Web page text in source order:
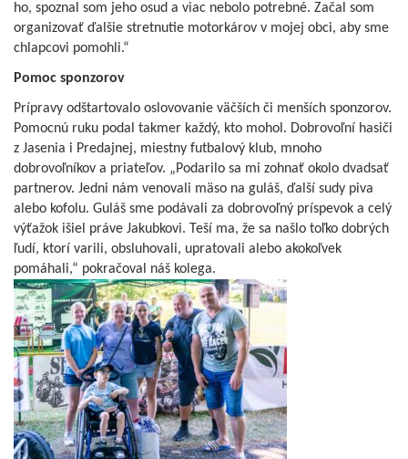
ho, spoznal som jeho osud a viac nebolo potrebné. Začal som
organizovať ďalšie stretnutie motorkárov v mojej obci, aby sme
chlapcovi pomohli.“
Pomoc sponzorov
Prípravy odštartovalo oslovovanie väčších či menších sponzorov.
Pomocnú ruku podal takmer každý, kto mohol. Dobrovoľní hasiči
z Jasenia i Predajnej, miestny futbalový klub, mnoho
dobrovoľníkov a priateľov. „Podarilo sa mi zohnať okolo dvadsať
partnerov. Jedni nám venovali mäso na guláš, ďalší sudy piva
alebo kofolu. Guláš sme podávali za dobrovoľný príspevok a celý
výťažok išiel práve Jakubkovi. Teší ma, že sa našlo toľko dobrých
ľudí, ktorí varili, obsluhovali, upratovali alebo akokoľvek
pomáhali,“ pokračoval náš kolega.